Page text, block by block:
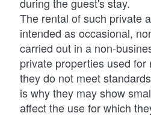
The rental of such private
intended as occasional,
carried out in a non-
private properties used for
they do not meet
is why they may show
affect the use for which